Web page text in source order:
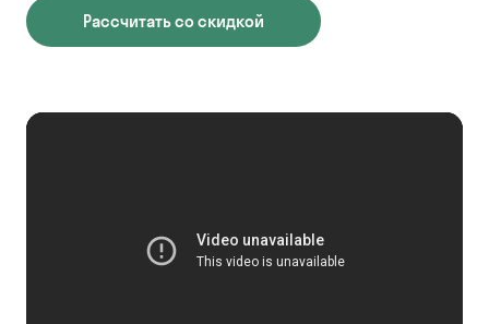
Рассчитать со скидкой